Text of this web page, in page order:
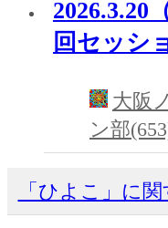
2026.3.20
回セッシ
大阪
ン部
「ひよこ」に